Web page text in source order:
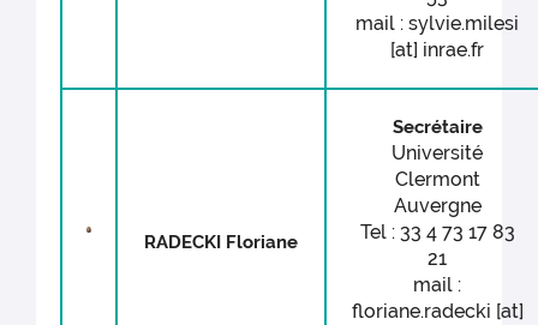
mail : sylvie.milesi
[at] inrae.fr
RADECKI Floriane
Secrétaire
Université
Clermont
Auvergne
Tel : 33 4 73 17 83
21
mail :
floriane.radecki [at]